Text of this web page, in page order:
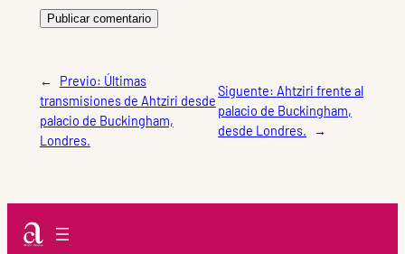
← Previo: Últimas
transmisiones de Ahtziri desde
palacio de Buckingham,
Londres.
Siguente:Ahtziri frente al
palacio de Buckingham,
desde Londres.
→